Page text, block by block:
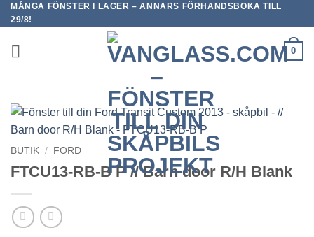
Skip
to
content
MÅNGA FÖNSTER I LAGER – ANNARS FÖRHANDSBOKA TILL
29/8!
0
BUTIK / FORD
FTCU13-RB-B P // Barn door R/H Blank